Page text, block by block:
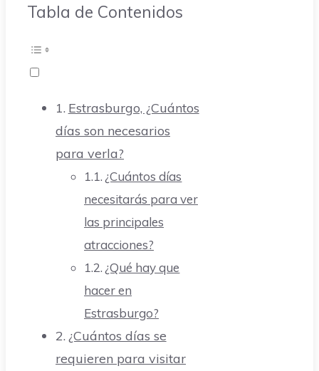
Tabla de Contenidos
Estrasburgo, ¿Cuántos
días son necesarios
para verla?
¿Cuántos días
necesitarás para ver
las principales
atracciones?
¿Qué hay que
hacer en
Estrasburgo?
¿Cuántos días se
requieren para visitar